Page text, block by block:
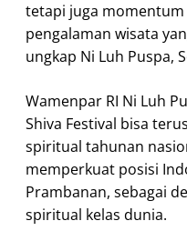
tetapi juga
pengalaman wisata
ungkap Ni Luh Puspa,
Wamenpar RI Ni Luh
Shiva Festival bisa
spiritual tahunan
memperkuat posisi
Prambanan, sebagai
spiritual kelas dunia.